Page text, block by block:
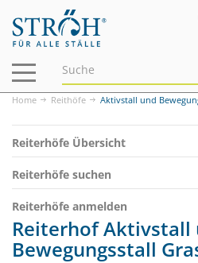
Navigation
ein-/ausblenden
Home Reithöfe Aktivstall und
Reiterhöfe Übersicht
Reiterhöfe suchen
Reiterhöfe anmelden
Reiterhof Aktivstall
Bewegungsstall